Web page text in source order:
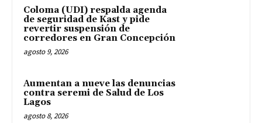
Coloma (UDI) respalda agenda
de seguridad de Kast y pide
revertir suspensión de
corredores en Gran Concepción
agosto 9, 2026
Aumentan a nueve las denuncias
contra seremi de Salud de Los
Lagos
agosto 8, 2026